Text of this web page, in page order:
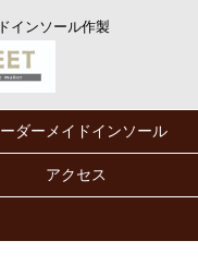
インソール作製
ダーメイドインソール
アクセス